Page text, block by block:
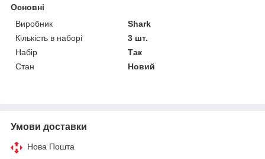
Основні
Виробник
Shark
Кількість в наборі
3 шт.
Набір
Так
Стан
Новий
Умови доставки
Нова Пошта